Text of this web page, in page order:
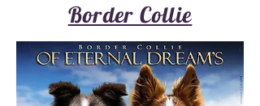
Border Collie